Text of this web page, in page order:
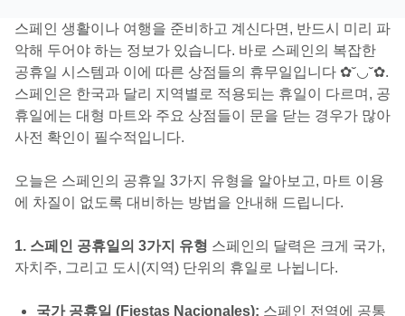
스페인 생활이나 여행을 준비하고 계신다면, 반드시 미리 파
악해 두어야 하는 정보가 있습니다. 바로 스페인의 복잡한
공휴일 시스템과 이에 따른 상점들의 휴무일입니다 ✿˘◡˘✿.
스페인은 한국과 달리 지역별로 적용되는 휴일이 다르며, 공
휴일에는 대형 마트와 주요 상점들이 문을 닫는 경우가 많아
사전 확인이 필수적입니다.
오늘은 스페인의 공휴일 3가지 유형을 알아보고, 마트 이용
에 차질이 없도록 대비하는 방법을 안내해 드립니다.
1. 스페인 공휴일의 3가지 유형 스페인의 달력은 크게 국가,
자치주, 그리고 도시(지역) 단위의 휴일로 나뉩니다.
국가 공휴일 (Fiestas Nacionales): 스페인 전역에 공통